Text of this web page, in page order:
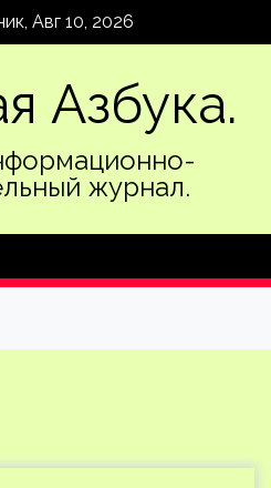
Авг 10, 2026
Азбука.
журнал.